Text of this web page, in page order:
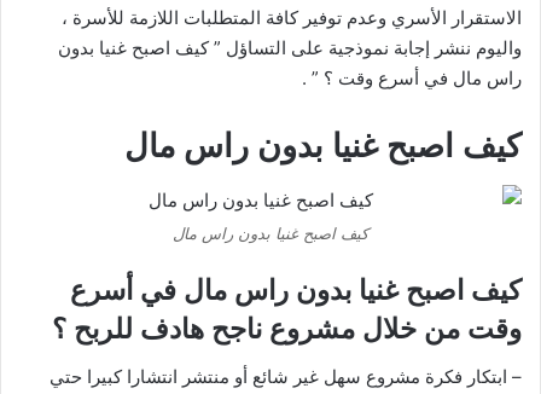
الاستقرار الأسري وعدم توفير كافة المتطلبات اللازمة للأسرة ،
واليوم ننشر إجابة نموذجية على التساؤل ” كيف اصبح غنيا بدون
راس مال في أسرع وقت ؟ ” .
كيف اصبح غنيا بدون راس مال
كيف اصبح غنيا بدون راس مال
كيف اصبح غنيا بدون راس مال في أسرع
وقت من خلال مشروع ناجح هادف للربح ؟
– ابتكار فكرة مشروع سهل غير شائع أو منتشر انتشارا كبيرا حتي